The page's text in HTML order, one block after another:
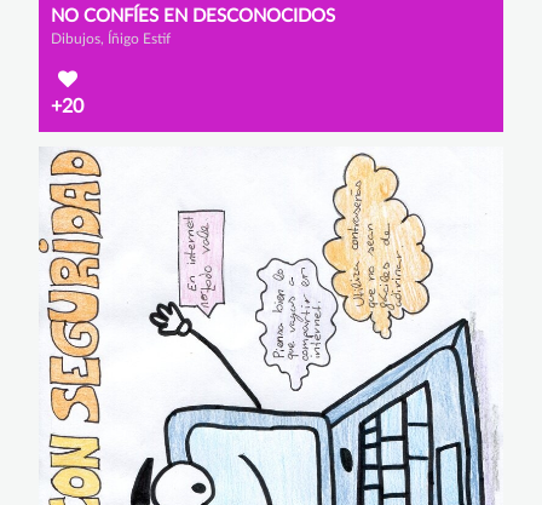
NO CONFÍES EN DESCONOCIDOS
Dibujos, Íñigo Estif
+20